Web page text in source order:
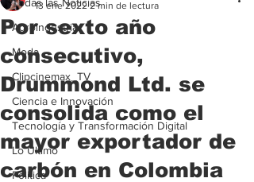
Agroindustria
Moda
Clipcinemax_TV
Ciencia e Innovación
Tecnología y Transformación Digital
Lo Ultimo
Politica
Por sexto año
consecutivo,
Drummond Ltd. se
consolida como el
mayor exportador de
carbón en Colombia
13 ene 2022 2 min de lectura